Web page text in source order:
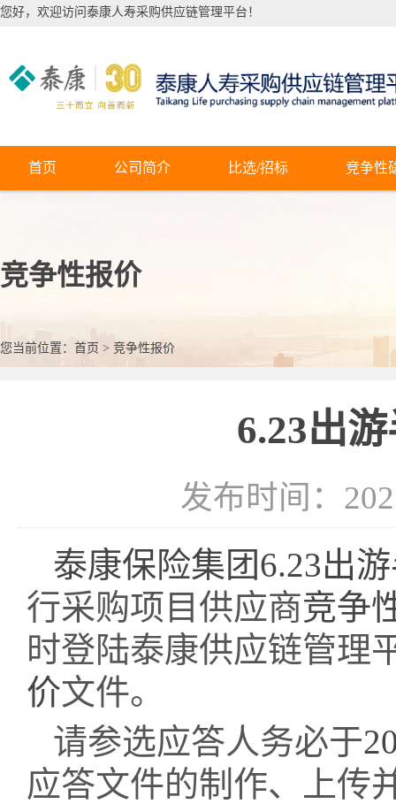
您好，欢迎访问泰康人寿采购供应链管理平台！
首页 公司简介 比选/招标 竞争性
竞争性报价
您当前位置： 首页 > 竞争性报价
6.23出
发布时间：
泰康保险集团6.23出
行采购项目供应商竞争
时登陆泰康供应链管理
价文件。
请参选应答人务必于
应答文件的制作、上传